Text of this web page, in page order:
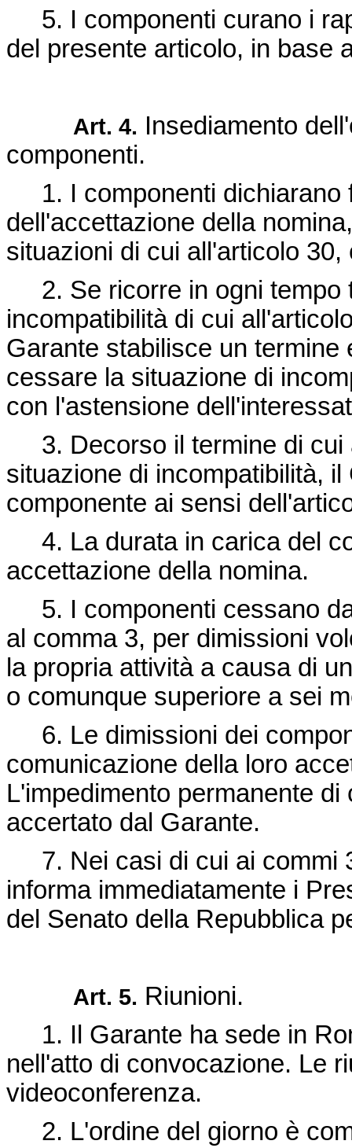
5. I componenti curano i
del presente articolo, in base
Art. 4. Insediamento
componenti.
1. I componenti dichiarano
dell'accettazione della
situazioni di cui all'articolo
2. Se ricorre in ogni tempo
incompatibilità di cui
Garante stabilisce un
cessare la situazione di
con l'astensione
3. Decorso il termine di cui
situazione di incompatibilità,
componente ai sensi
4. La durata in carica del
accettazione della nomina.
5. I componenti cessano
al comma 3, per dimissioni
la propria attività a causa di
o comunque superiore a sei
6. Le dimissioni dei
comunicazione della loro
L'impedimento permanente
accertato dal Garante.
7. Nei casi di cui ai commi
informa immediatamente i
del Senato della Repubblica
Art. 5. Riunioni.
1. Il Garante ha sede in
nell'atto di convocazione. Le
videoconferenza.
2. L'ordine del giorno è